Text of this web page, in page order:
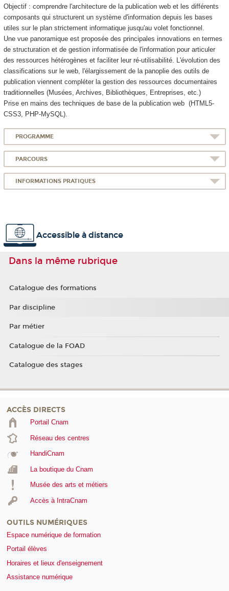
Objectif : comprendre l'architecture de la publication web et les différents
composants qui structurent un système d'information depuis les bases
utiles sur le plan strictement informatique jusqu'au volet fonctionnel.
Une vue panoramique est proposée des principales innovations en termes
de structuration et de gestion informatisée de l'information pour articuler
des ressources hétérogènes et faciliter leur ré-utilisabilité. L'évolution des
classifications sur le web, l'élargissement de la panoplie des outils de
publication viennent compléter la gestion des ressources documentaires
traditionnelles (Musées, Archives, Bibliothèques, Entreprises, etc.)
Prise en mains des techniques de base de la publication web (HTML5-
CSS3, PHP-MySQL).
PROGRAMME
PARCOURS
INFORMATIONS PRATIQUES
Accessible à distance
Dans la même rubrique
Catalogue des formations
Par discipline
Par métier
Catalogue de la FOAD
Catalogue des stages
ACCÈS DIRECTS
Portail Cnam
Réseau des centres
HandiCnam
La boutique du Cnam
Musée des arts et métiers
Accès à IntraCnam
OUTILS NUMÉRIQUES
Espace numérique de formation
Portail élèves
Horaires et lieux d'enseignement
Assistance numérique